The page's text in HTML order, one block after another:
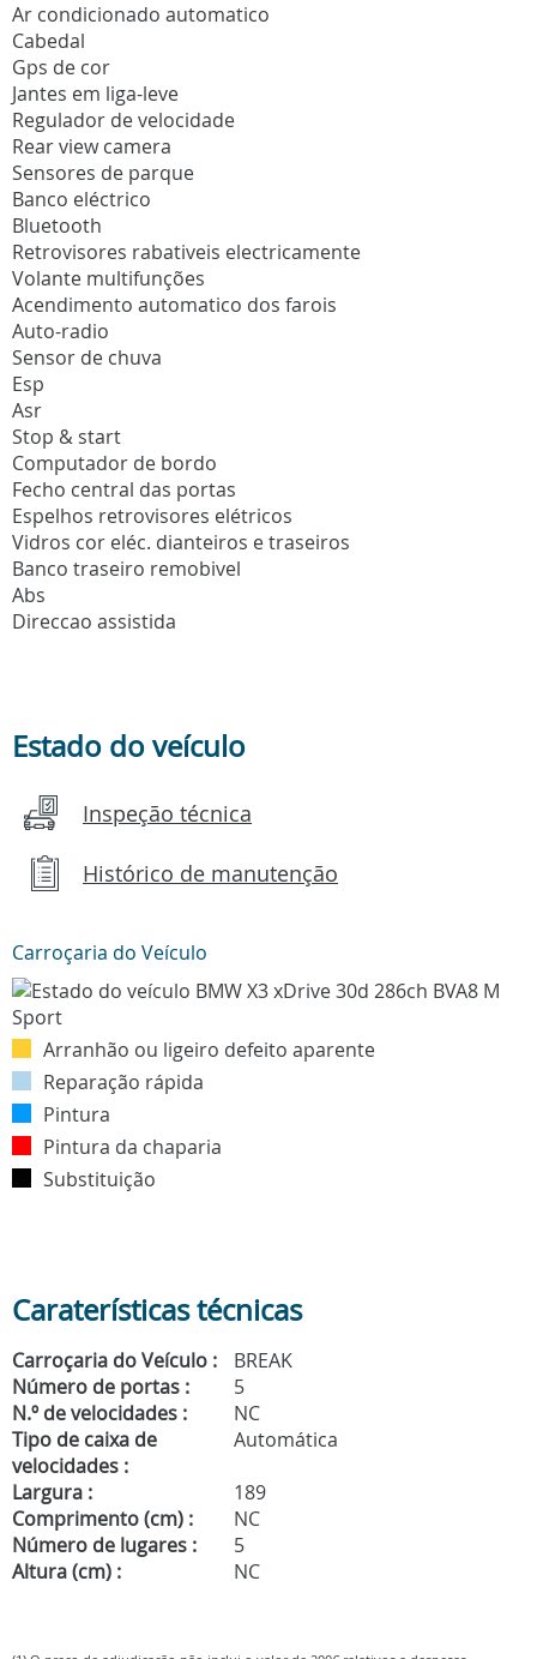
Ar condicionado automatico
Cabedal
Gps de cor
Jantes em liga-leve
Regulador de velocidade
Rear view camera
Sensores de parque
Banco eléctrico
Bluetooth
Retrovisores rabativeis electricamente
Volante multifunções
Acendimento automatico dos farois
Auto-radio
Sensor de chuva
Esp
Asr
Stop & start
Computador de bordo
Fecho central das portas
Espelhos retrovisores elétricos
Vidros cor eléc. dianteiros e traseiros
Banco traseiro remobivel
Abs
Direccao assistida
Estado do veículo
Inspeção técnica
Histórico de manutenção
Carroçaria do Veículo
Arranhão ou ligeiro defeito aparente
Reparação rápida
Pintura
Pintura da chaparia
Substituição
Caraterísticas técnicas
Carroçaria do Veículo :
BREAK
Número de portas :
5
N.º de velocidades :
NC
Tipo de caixa de
velocidades :
Automática
Largura :
189
Comprimento (cm) :
NC
Número de lugares :
5
Altura (cm) :
NC